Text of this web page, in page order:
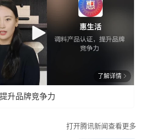
了解详情
升品牌竞争力
打开腾讯新闻查看更多